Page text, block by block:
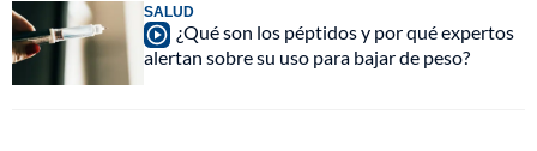
SALUD
¿Qué son los péptidos y por qué expertos
alertan sobre su uso para bajar de peso?